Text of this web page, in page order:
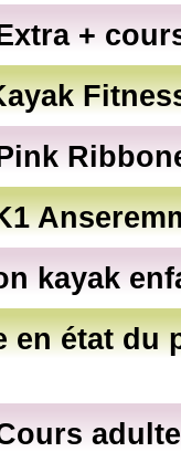
+
kayak
en état du